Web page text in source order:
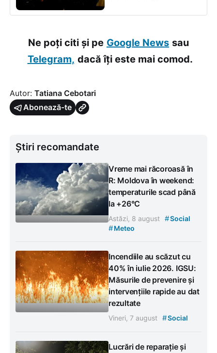
Ne poți citi și pe Google News sau
Telegram, dacă îți este mai comod.
Autor: Tatiana Cebotari
Abonează-te
Știri recomandate
Vreme mai răcoroasă în
R: Moldova în weekend:
temperaturile scad până
la +26°C
Astăzi, 8 august #Social
#Meteo
Incendiile au scăzut cu
40% în iulie 2026. IGSU:
Măsurile de prevenire și
intervențiile rapide au dat
rezultate
Vineri, 7 august #Social
Lucrări de reparație și